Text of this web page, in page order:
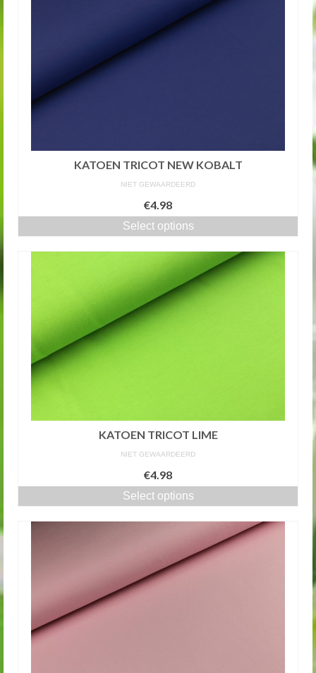
KATOEN TRICOT NEW KOBALT
NIET GEWAARDEERD
€4.98
Select options
KATOEN TRICOT LIME
NIET GEWAARDEERD
€4.98
Select options